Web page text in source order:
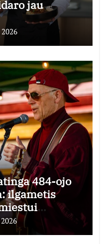
jau
484-ojo
ilgametis
kauptą